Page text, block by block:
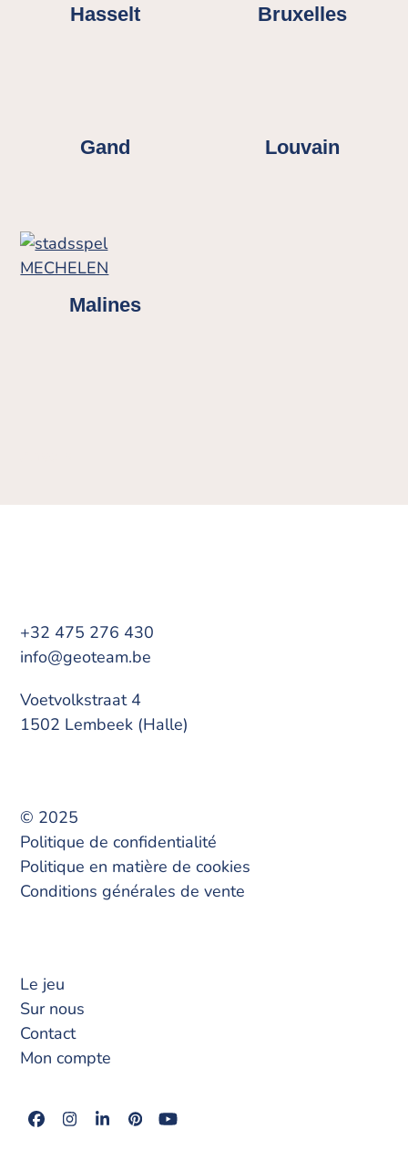
Hasselt Bruxelles
Gand Louvain
Malines
+32 475 276 430
info@geoteam.be
Voetvolkstraat 4
1502 Lembeek (Halle)
© 2025
Politique de confidentialité
Politique en matière de cookies
Conditions générales de vente
Le jeu
Sur nous
Contact
Mon compte
Facebook
Instagram
LinkedIn
PinterestYouTube